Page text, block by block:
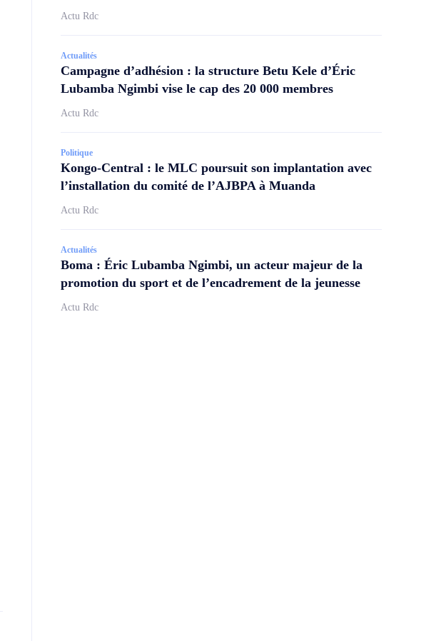
Actu Rdc
Actualités
Campagne d’adhésion : la structure Betu Kele d’Éric
Lubamba Ngimbi vise le cap des 20 000 membres
Actu Rdc
Politique
Kongo-Central : le MLC poursuit son implantation avec
l’installation du comité de l’AJBPA à Muanda
Actu Rdc
Actualités
Boma : Éric Lubamba Ngimbi, un acteur majeur de la
promotion du sport et de l’encadrement de la jeunesse
Actu Rdc